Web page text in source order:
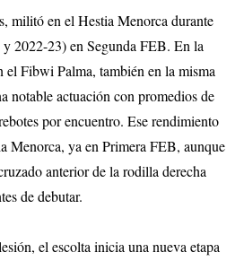
militó en el Hestia Menorca durante
2022-23) en Segunda FEB. En la
el Fibwi Palma, también en la misma
notable actuación con promedios de
por encuentro. Ese rendimiento
Menorca, ya en Primera FEB, aunque
anterior de la rodilla derecha
de debutar.
el escolta inicia una nueva etapa